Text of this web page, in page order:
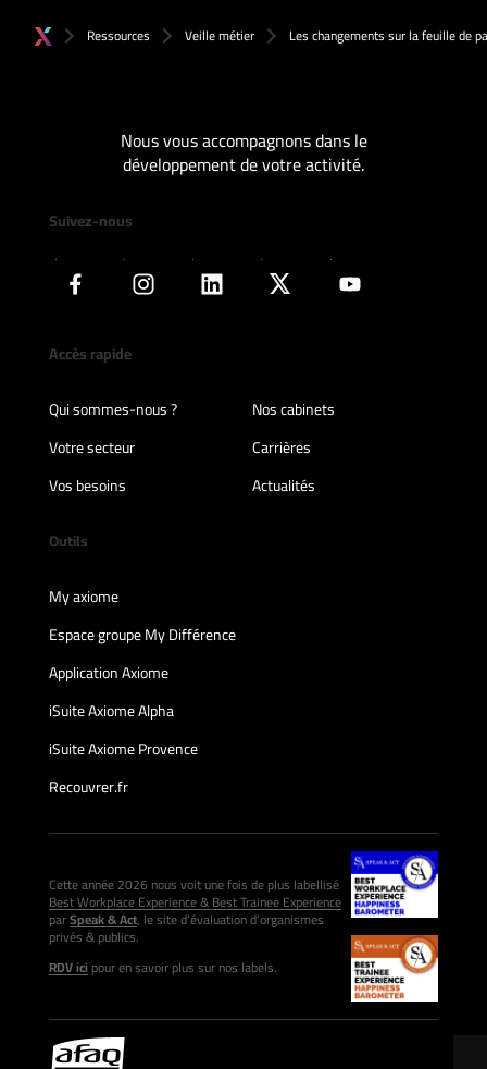
Ressources Veille métier Les changements sur la feuille de
Nous vous accompagnons dans le
développement de votre activité.
Suivez-nous
Accès rapide
Qui sommes-nous ?
Nos cabinets
Votre secteur
Carrières
Vos besoins
Actualités
Outils
My axiome
Espace groupe My Différence
Application Axiome
iSuite Axiome Alpha
iSuite Axiome Provence
Recouvrer.fr
Cette année 2026 nous voit une fois de plus labellisé
Best Workplace Experience & Best Trainee Experience
parSpeak & Act, le site d’évaluation d’organismes
privés & publics.
RDV icipour en savoir plus sur nos labels.